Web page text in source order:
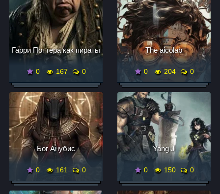
Гарри Поттера как пираты
0 167 0
The aicolab
0 204 0
Бог Анубиc
0 161 0
Yang J
0 150 0